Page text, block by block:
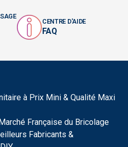
CENTRE D'AIDE
FAQ
à Prix Mini & Qualité Maxi
Française du Bricolage
Fabricants &